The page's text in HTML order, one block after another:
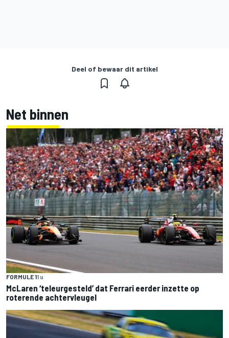
Deel of bewaar dit artikel
Net binnen
FORMULE 11 u
McLaren ‘teleurgesteld’ dat Ferrari eerder inzette op
roterende achtervleugel